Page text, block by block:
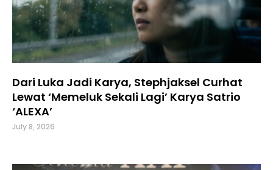
Dari Luka Jadi Karya, Stephjaksel Curhat
Lewat ‘Memeluk Sekali Lagi’ Karya Satrio
‘ALEXA’
July 8, 2026